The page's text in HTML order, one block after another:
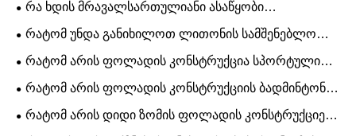
რა ხდის მრავალსართულიანი ასაწყობი
კონტეინერის სახლებს იდეალური კომერციული და
საცხოვრებელი პროექტებისთვის?
რატომ უნდა განიხილოთ ლითონის სამშენებლო
კოლეჯი თქვენი განათლებისთვის
რატომ არის ფოლადის კონსტრუქცია სპორტული
ცენტრის კომპლექსისთვის საუკეთესო გამოსავალი
თანამედროვე სტადიონის მშენებლობისთვის
რატომ არის ფოლადის კონსტრუქციის ბადმინტონის
დარბაზი საუკეთესო არჩევანი თანამედროვე
სპორტული ობიექტებისთვის
რატომ არის დიდი ზომის ფოლადის კონსტრუქციები